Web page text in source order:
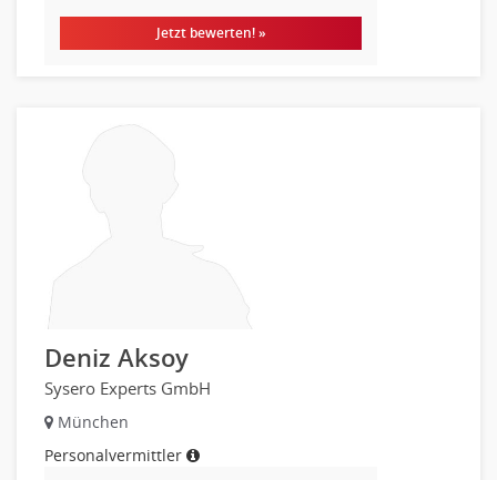
Entsorgungslogistik
Fuhrparkmanagement
Produktionslogistik
Einkauf, Materialwirtschaft & Logistik Prozessmanagement
Supply-Chain-Management
Debitorenbuchhaltung
Finanzbuchhaltung, Bilanzbuchhaltung
Gehaltsbuchhaltung, Lohnbuchhaltung
Finanzen Leitung, Teamleitung
Jetzt bewerten! »
Deniz Aksoy
Sysero Experts GmbH
München
Personalvermittler